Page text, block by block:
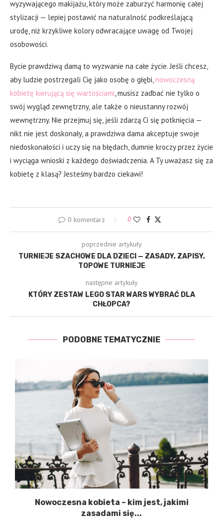
wyzywającego makijażu, który może zaburzyć harmonię całej
stylizacji — lepiej postawić na naturalność podkreślającą
urodę, niż krzykliwe kolory odwracające uwagę od Twojej
osobowości.
Bycie prawdziwą damą to wyzwanie na całe życie. Jeśli chcesz,
aby ludzie postrzegali Cię jako osobę o głębi,nowoczesną
kobietę kierującą się wartościami, musisz zadbać nie tylko o
swój wygląd zewnętrzny, ale także o nieustanny rozwój
wewnętrzny. Nie przejmuj się, jeśli zdarzą Ci się potknięcia —
nikt nie jest doskonały, a prawdziwa dama akceptuje swoje
niedoskonałości i uczy się na błędach, dumnie kroczy przez życie
i wyciąga wnioski z każdego doświadczenia. A Ty uważasz się za
kobietę z klasą? Jesteśmy bardzo ciekawi!
0 komentarz 0
poprzednie artykuły
TURNIEJE SZACHOWE DLA DZIECI — ZASADY, ZAPISY,
TOPOWE TURNIEJE
następne artykuły
KTÓRY ZESTAW LEGO STAR WARS WYBRAĆ DLA
CHŁOPCA?
PODOBNE TEMATYCZNIE
Nowoczesna kobieta – kim jest, jakimi
zasadami się...